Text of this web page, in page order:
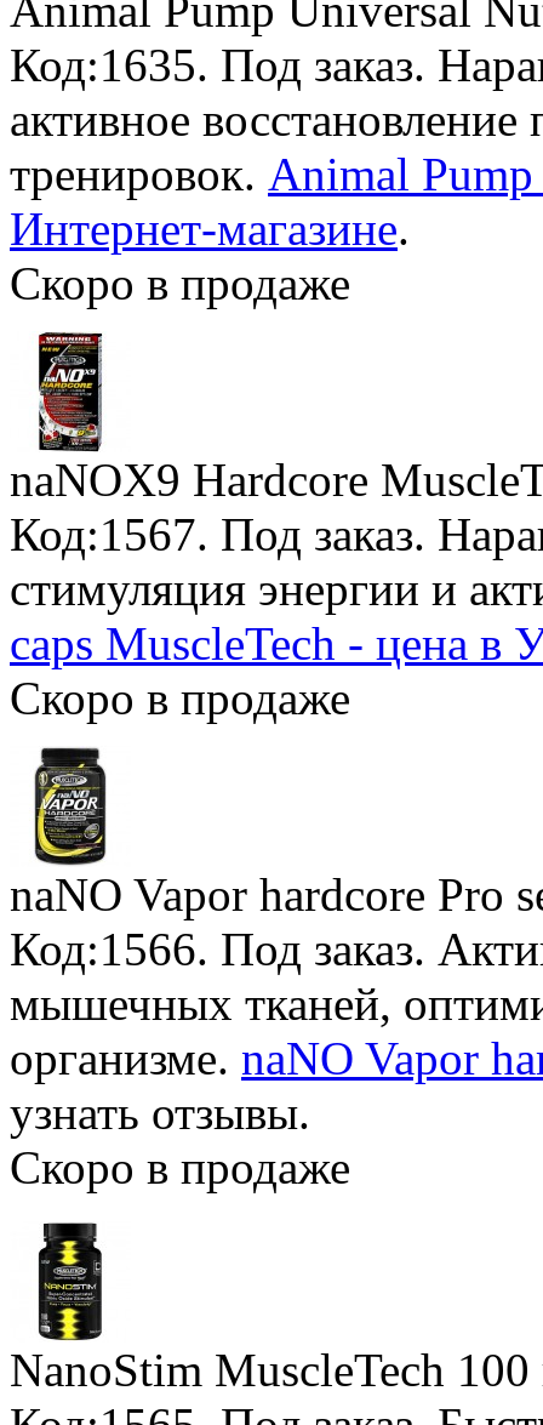
Код:1635. Под заказ.
активное
тренировок. Animal
Интернет-магазине.
Скоро в продаже
naNOX9 Hardcore
Код:1567. Под заказ.
стимуляция энергии и
caps MuscleTech - цена в
Скоро в продаже
naNO Vapor hardcore Pro
Код:1566. Под заказ.
мышечных тканей,
организме. naNO Vapor
узнать отзывы.
Скоро в продаже
NanoStim MuscleTech 100